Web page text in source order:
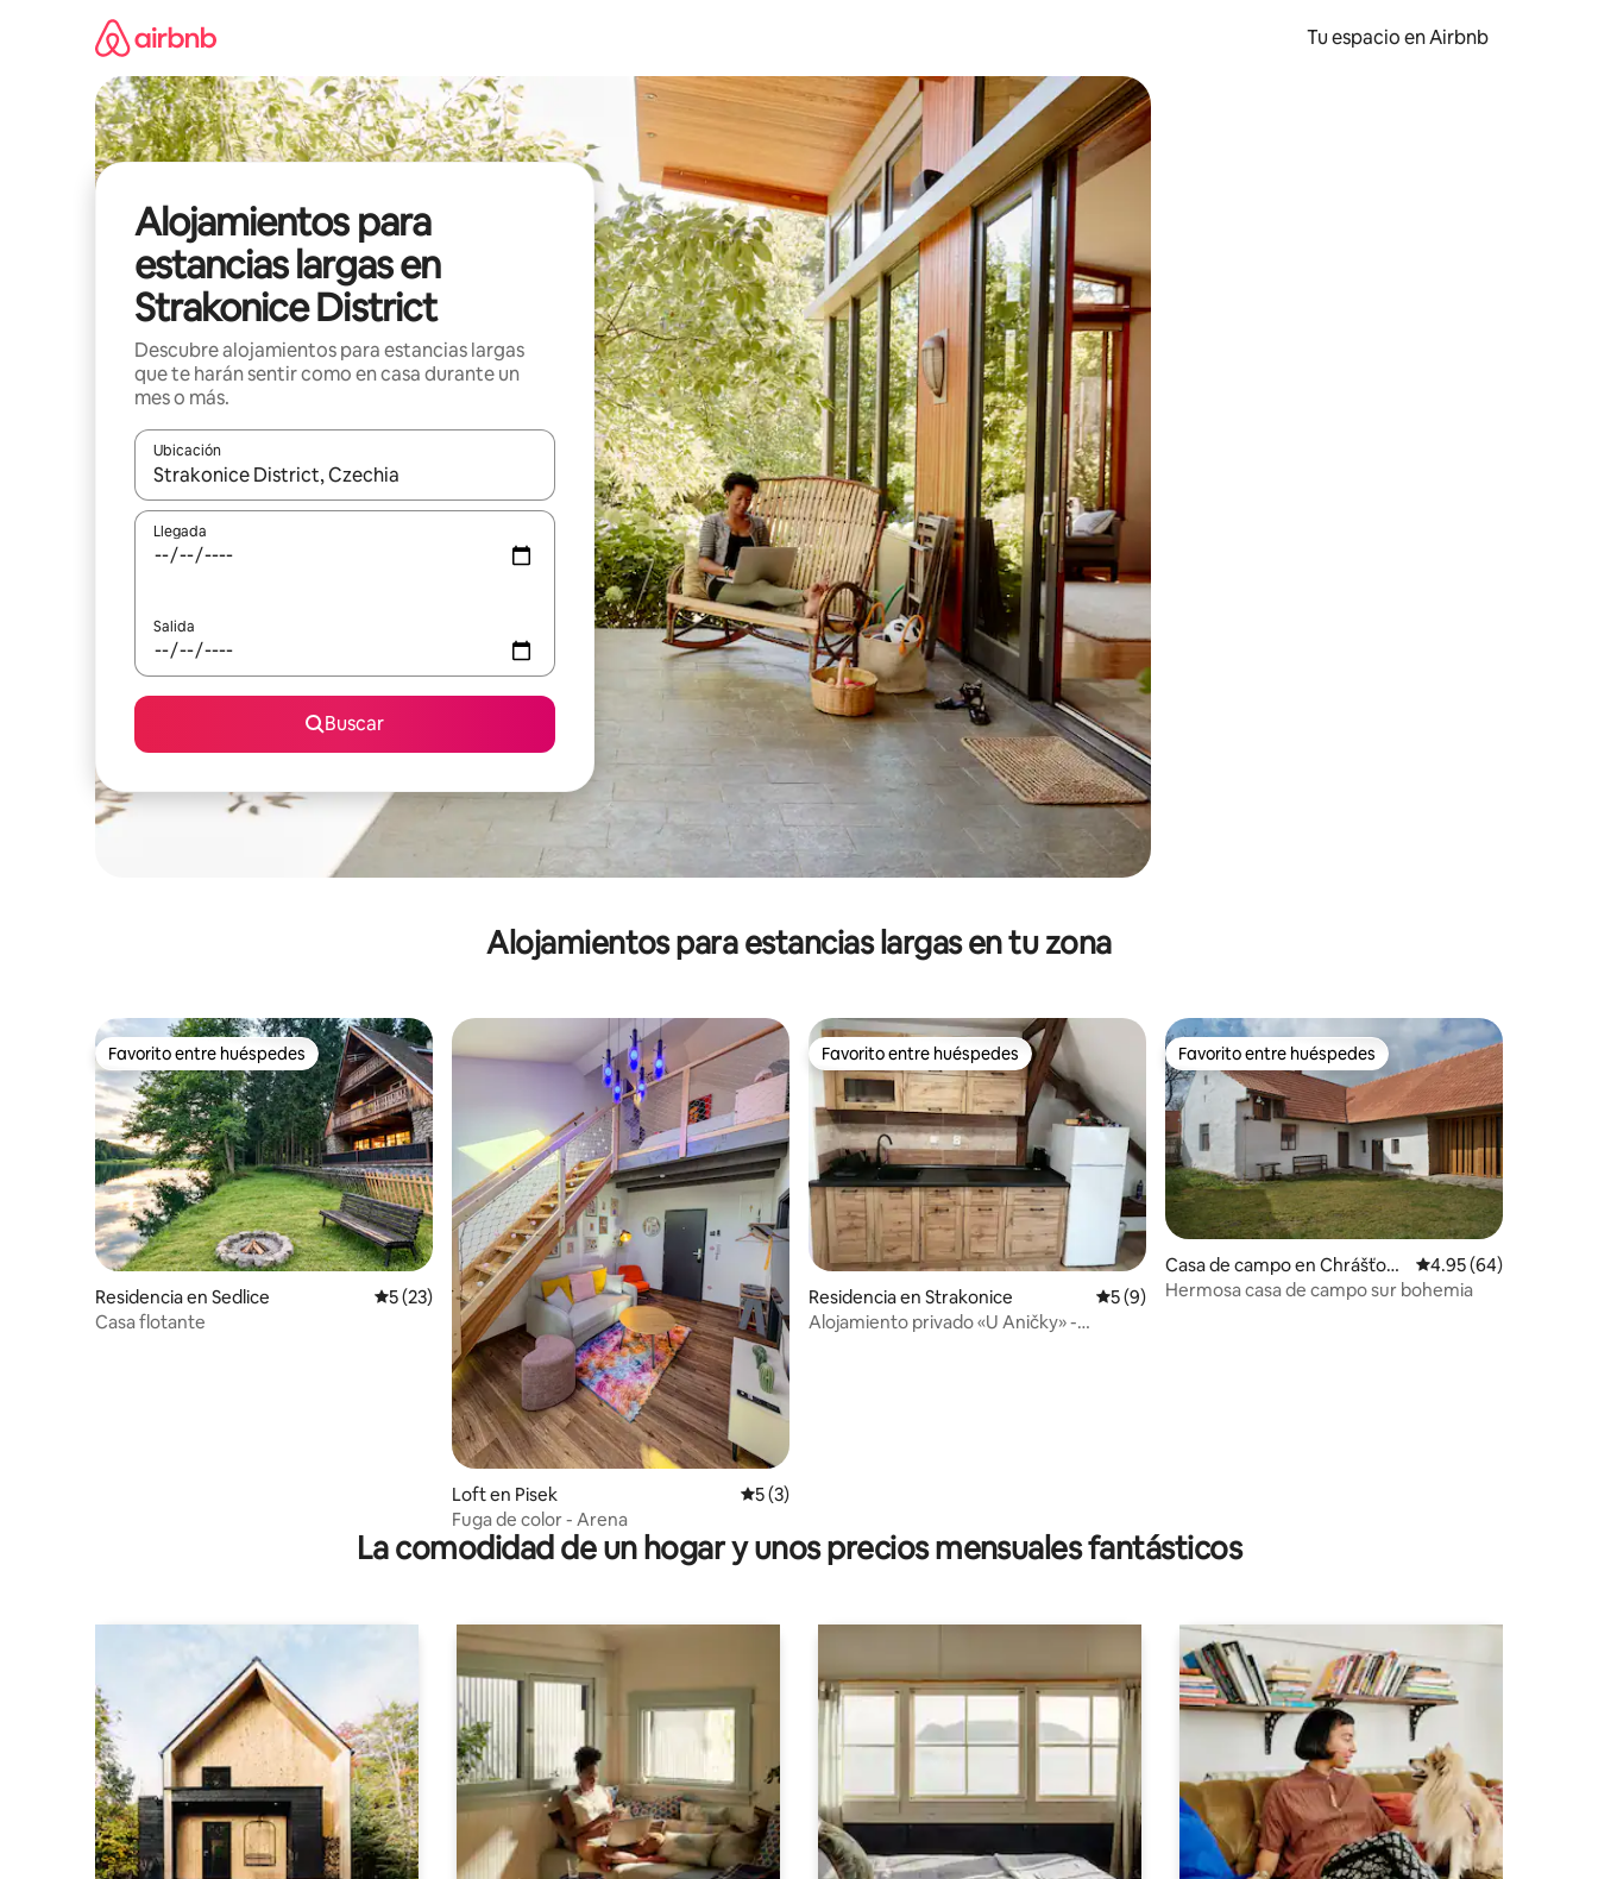
Tu espacio en Airbnb
Alojamientos para
estancias largas en
Strakonice District
Descubre alojamientos para estancias largas
que te harán sentir como en casa durante un
mes o más.
Ubicación
Cuando los resultados estén disponibles, podrás navegar usando las teclas de las flechas hacia arriba y hacia abajo, o bien tocando y deslizando la pantalla.
Llegada
Salida
Buscar
Alojamientos para estancias largas en tu zona
Favorito entre huéspedes
Favorito entre huéspedes
Residencia en Sedlice Calificación promedio: 5 de 5; 23 evaluaciones
5 (23)
Casa flotante
Loft en Pisek Calificación promedio: 5 de 5; 3 evaluaciones
5 (3)
Fuga de color - Arena
Favorito entre huéspedes
Favorito entre huéspedes
Residencia en Strakonice Calificación promedio: 5 de 5; 9 evaluaciones
5 (9)
Alojamiento privado «U Aničky» -
Favorito entre huéspedes
Favorito entre huéspedes
Casa de campo en Chrášťovi
ce
Calificación
4.95 (64)
Hermosa casa de campo sur bohemia
La comodidad de un hogar y unos precios mensuales fantásticos